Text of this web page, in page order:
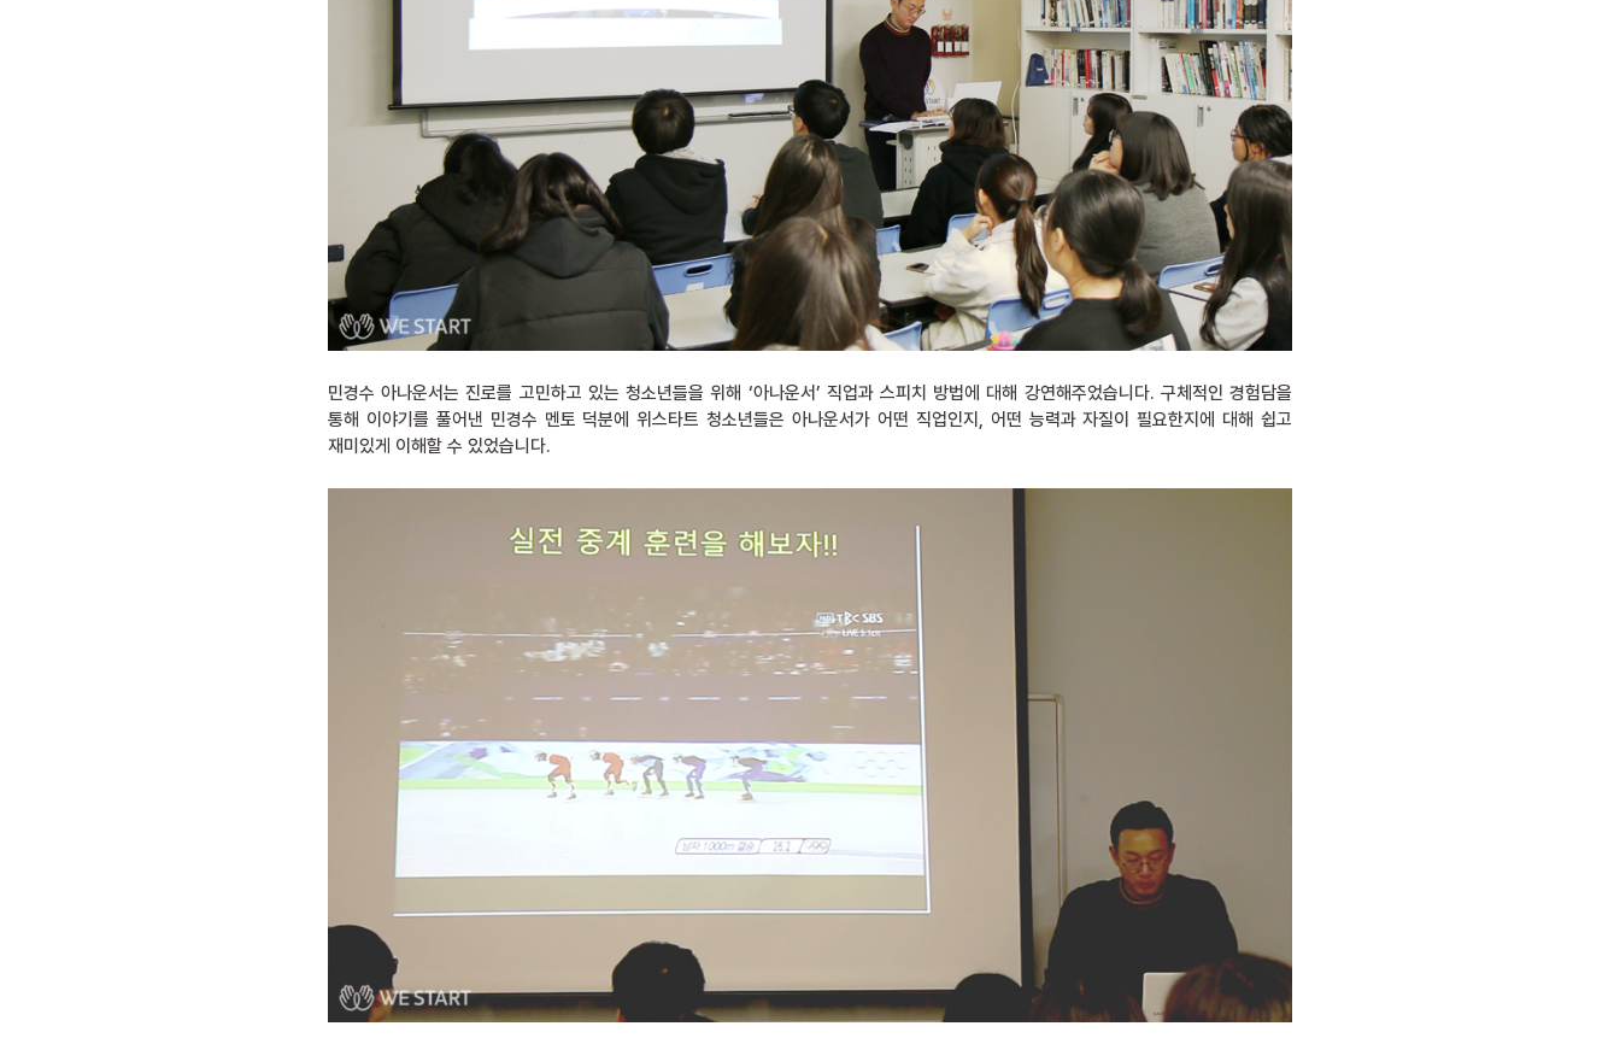
민경수 아나운서는 진로를 고민하고 있는 청소년들을 위해 ‘아나운서’ 직업과 스피치 방법에 대해 강연해주었습니다. 구체적인 경험담을
통해 이야기를 풀어낸 민경수 멘토 덕분에 위스타트 청소년들은 아나운서가 어떤 직업인지, 어떤 능력과 자질이 필요한지에 대해 쉽고
재미있게 이해할 수 있었습니다.